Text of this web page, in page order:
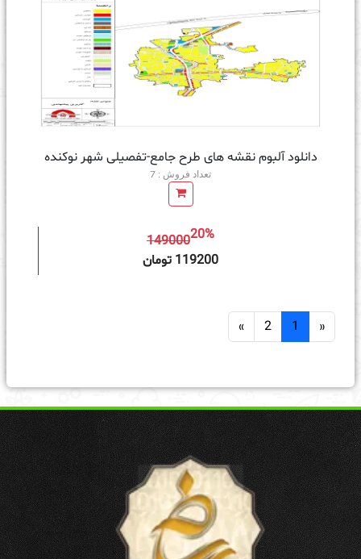
دانلود آلبوم نقشه های طرح جامع-تفصیلی شهر نوکنده
تعداد فروش : 7
14900020%
119200 تومان
«
1
2
»